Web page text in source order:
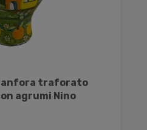
anfora traforato
agrumi Nino